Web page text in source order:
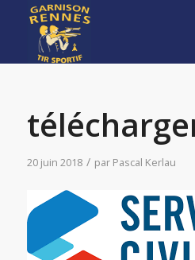
20 juin 2018 / par Pascal Kerlau